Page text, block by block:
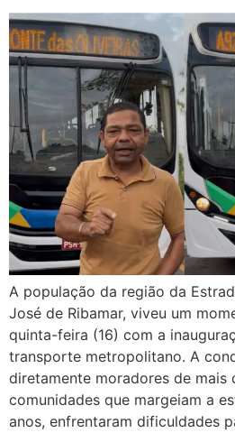
A população da região da
José de Ribamar, viveu um
quinta-feira (16) com a
transporte metropolitano. A
diretamente moradores de mais
comunidades que margeiam a
anos, enfrentaram dificuldades